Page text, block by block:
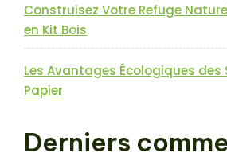
Construisez Votre Refuge
en Kit Bois
Les Avantages Écologiques des
Papier
Derniers